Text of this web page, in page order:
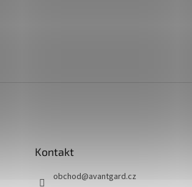
Kontakt
obchod@avantgard.cz